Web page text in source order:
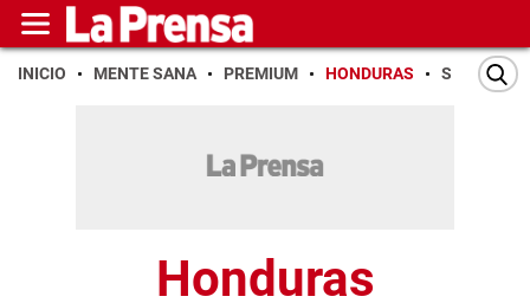
INICIO MENTE SANA PREMIUM HONDURAS SAN PEDRO
Honduras